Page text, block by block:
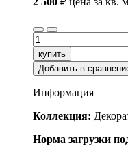
купить
Добавить в
Информация
Коллекция:
Норма загрузки